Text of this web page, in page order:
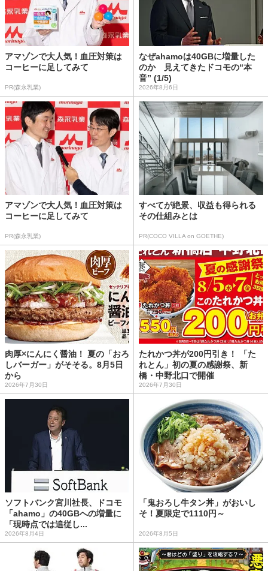
アマゾンで大人気！血圧対策は
コーヒーに足してみて
PR(森永乳業)
なぜahamoは40GBに増量した
のか 見えてきたドコモの“本
音” (1/5)
2026年8月6日
アマゾンで大人気！血圧対策は
コーヒーに足してみて
PR(森永乳業)
すべてが絶景、収益も得られる
その仕組みとは
PR(COCO VILLA on GOETHE)
肉厚×にんにく醤油！ 夏の「おろ
しバーガー」がそそる。8月5日
から
2026年7月30日
たれかつ丼が200円引き！ 「た
れとん」初の夏の感謝祭、新
橋・中野北口で開催
2026年7月30日
ソフトバンク宮川社長、ドコモ
「ahamo」の40GBへの増量に
「現時点では追従し...
2026年8月4日
「鬼おろし牛タン丼」がおいし
そ！夏限定で1110円～
2026年8月5日